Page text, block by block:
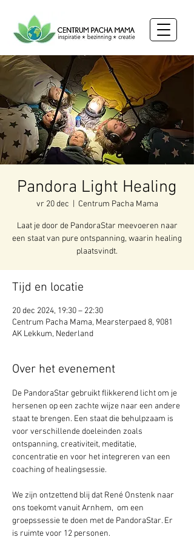
Pandora Light Healing
vr 20 dec Centrum Pacha Mama
Laat je door de PandoraStar meevoeren naar
een staat van pure ontspanning, waarin healing
plaatsvindt.
Tijd en locatie
20 dec 2024, 19:30 – 22:30
Centrum Pacha Mama, Mearsterpaed 8, 9081
AK Lekkum, Nederland
Over het evenement
De PandoraStar gebruikt flikkerend licht om je
hersenen op een zachte wijze naar een andere
staat te brengen. Een staat die behulpzaam is
voor verschillende doeleinden zoals
ontspanning, creativiteit, meditatie,
concentratie en voor het integreren van een
coaching of healingsessie.
We zijn ontzettend blij dat René Onstenk naar
ons toekomt vanuit Arnhem,  om een
groepssessie te doen met de PandoraStar. Er
is ruimte voor 12 personen.